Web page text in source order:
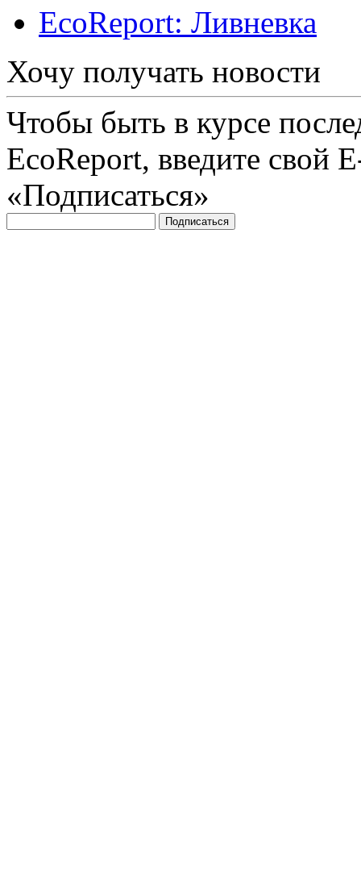
EcoReport: Ливневка
Хочу получать новости
Чтобы быть в курсе
EcoReport, введите свой
«Подписаться»